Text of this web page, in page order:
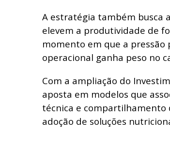
A estratégia também busca
elevem a produtividade de
momento em que a
operacional ganha peso no
Com a ampliação do
aposta em modelos que
técnica e compartilhamento
adoção de soluções